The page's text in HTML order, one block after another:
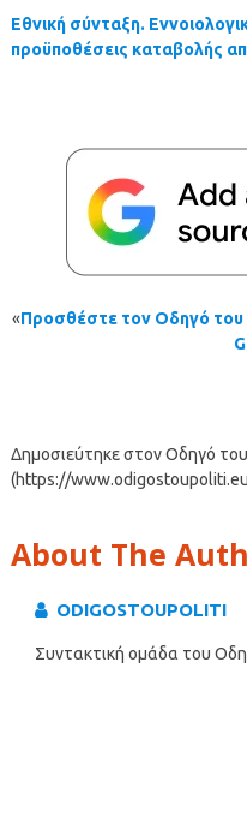
Εθνική σύνταξη.
προϋποθέσεις καταβολής
«Προσθέστε τον Οδηγό του
Δημοσιεύτηκε στον Οδηγό
(https://
About The
ODIGOSTOUPOLITI
Συντακτική ομάδα του